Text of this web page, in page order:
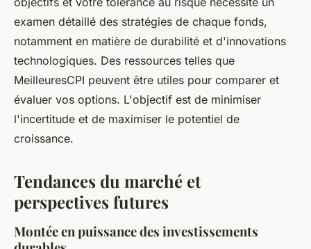
examen détaillé des stratégies de chaque fonds,
notamment en matière de durabilité et d'innovations
technologiques. Des ressources telles que
MeilleuresCPI peuvent être utiles pour comparer et
évaluer vos options. L'objectif est de minimiser
l'incertitude et de maximiser le potentiel de
croissance.
Tendances du marché et
perspectives futures
Montée en puissance des investissements